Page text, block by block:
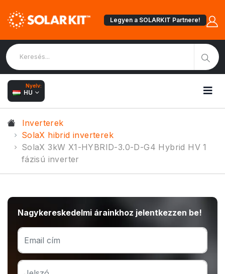
Legyen a SOLARKIT Partnere!
Nyelv:
HU
Inverterek
SolaX hibrid inverterek
SolaX 3kW X1-HYBRID-3.0-D-G4 Hybrid HV 1
fázisú inverter
Nagykereskedelmi árainkhoz jelentkezzen be!